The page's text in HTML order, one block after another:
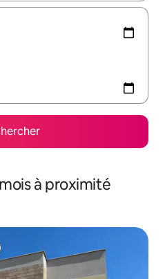
à proximité